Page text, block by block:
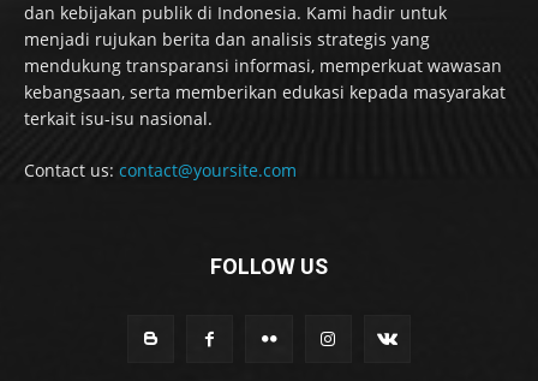
dan kebijakan publik di Indonesia. Kami hadir untuk
menjadi rujukan berita dan analisis strategis yang
mendukung transparansi informasi, memperkuat wawasan
kebangsaan, serta memberikan edukasi kepada masyarakat
terkait isu-isu nasional.
Contact us: contact@yoursite.com
FOLLOW US